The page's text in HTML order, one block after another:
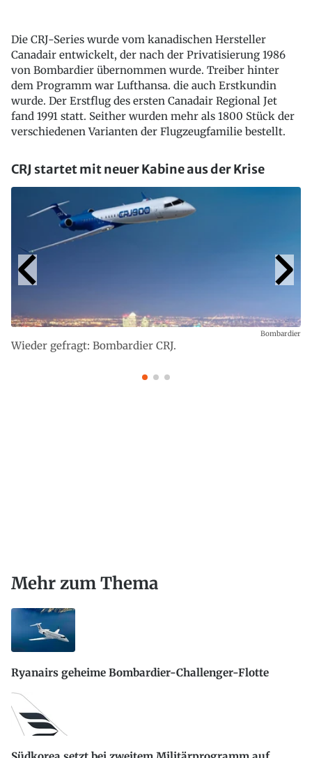
Die CRJ-Series wurde vom kanadischen Hersteller
Canadair entwickelt, der nach der Privatisierung 1986
von Bombardier übernommen wurde. Treiber hinter
dem Programm war Lufthansa. die auch Erstkundin
wurde. Der Erstflug des ersten Canadair Regional Jet
fand 1991 statt. Seither wurden mehr als 1800 Stück der
verschiedenen Varianten der Flugzeugfamilie bestellt.
CRJ startet mit neuer Kabine aus der Krise
Wieder gefragt: Bombardier CRJ.
Bombardier
Mehr zum Thema
Ryanairs geheime Bombardier-Challenger-Flotte